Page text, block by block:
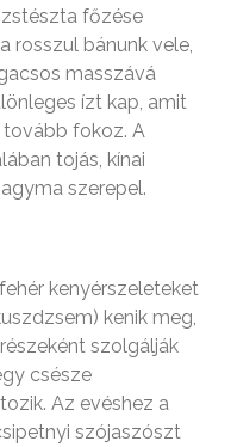
főzése
rosszul bánunk vele,
masszává
ízt kap, amit
fokoz. A
tojás, kínai
szerepel.
kenyérszeleteket
kenik meg,
szolgálják
csésze
Az evéshez a
szójaszószt